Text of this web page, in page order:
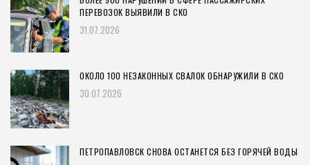
ПЕРЕВОЗОК ВЫЯВИЛИ В СКО
31.07.2026
ОКОЛО 100 НЕЗАКОННЫХ СВАЛОК ОБНАРУЖИЛИ В СКО
30.07.2026
ПЕТРОПАВЛОВСК СНОВА ОСТАНЕТСЯ БЕЗ ГОРЯЧЕЙ ВОДЫ